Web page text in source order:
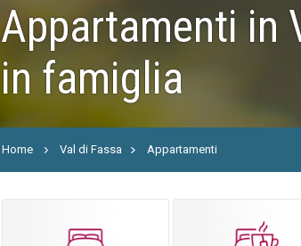
Appartamenti in
in famiglia
Home Val di Fassa Appartamenti